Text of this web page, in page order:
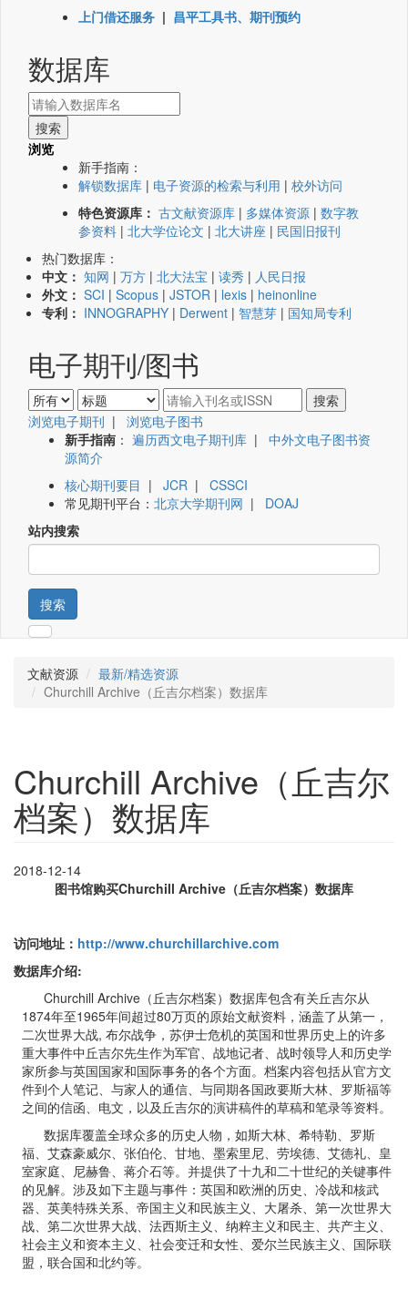
上门借还服务 | 昌平工具书、期刊预约
数据库
浏览
新手指南：
解锁数据库 | 电子资源的检索与利用 | 校外访问
特色资源库： 古文献资源库 | 多媒体资源 | 数字教
参资料 | 北大学位论文 | 北大讲座 | 民国旧报刊
热门数据库：
中文： 知网 | 万方 | 北大法宝 | 读秀 | 人民日报
外文： SCI | Scopus | JSTOR | lexis | heinonline
专利： INNOGRAPHY | Derwent | 智慧芽 | 国知局专利
电子期刊/图书
浏览电子期刊 | 浏览电子图书
新手指南 ： 遍历西文电子期刊库 | 中外文电子图书资
源简介
核心期刊要目 | JCR | CSSCI
常见期刊平台： 北京大学期刊网 | DOAJ
站内搜索
搜索
文献资源
最新/精选资源
Churchill Archive（丘吉尔档案）数据库
Churchill Archive（丘吉尔
档案）数据库
2018-12-14
图书馆购买Churchill Archive（丘吉尔档案）数据库
访问地址： http://www.churchillarchive.com
数据库介绍:
Churchill Archive（丘吉尔档案）数据库包含有关丘吉尔从
1874年至1965年间超过80万页的原始文献资料，涵盖了从第一，
二次世界大战, 布尔战争，苏伊士危机的英国和世界历史上的许多
重大事件中丘吉尔先生作为军官、战地记者、战时领导人和历史学
家所参与英国国家和国际事务的各个方面。档案内容包括从官方文
件到个人笔记、与家人的通信、与同期各国政要斯大林、罗斯福等
之间的信函、电文，以及丘吉尔的演讲稿件的草稿和笔录等资料。
数据库覆盖全球众多的历史人物，如斯大林、希特勒、罗斯
福、艾森豪威尔、张伯伦、甘地、墨索里尼、劳埃德、艾德礼、皇
室家庭、尼赫鲁、蒋介石等。并提供了十九和二十世纪的关键事件
的见解。涉及如下主题与事件：英国和欧洲的历史、冷战和核武
器、英美特殊关系、帝国主义和民族主义、大屠杀、第一次世界大
战、第二次世界大战、法西斯主义、纳粹主义和民主、共产主义、
社会主义和资本主义、社会变迁和女性、爱尔兰民族主义、国际联
盟，联合国和北约等。